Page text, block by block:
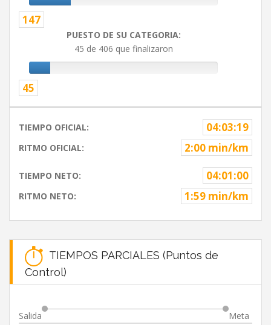
147
PUESTO DE SU CATEGORIA:
45 de 406 que finalizaron
45
TIEMPO OFICIAL: 04:03:19
RITMO OFICIAL: 2:00 min/km
TIEMPO NETO: 04:01:00
RITMO NETO: 1:59 min/km
TIEMPOS PARCIALES (Puntos de
Control)
Salida Meta